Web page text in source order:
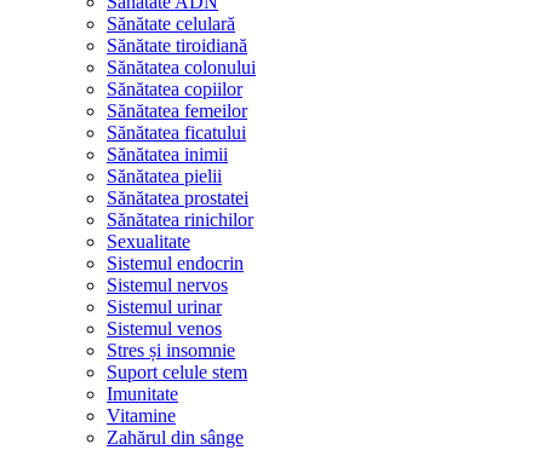
Sănătate celulară
Sănătate tiroidiană
Sănătatea colonului
Sănătatea copiilor
Sănătatea femeilor
Sănătatea ficatului
Sănătatea inimii
Sănătatea pielii
Sănătatea prostatei
Sănătatea rinichilor
Sexualitate
Sistemul endocrin
Sistemul nervos
Sistemul urinar
Sistemul venos
Stres și insomnie
Suport celule stem
Imunitate
Vitamine
Zahărul din sânge